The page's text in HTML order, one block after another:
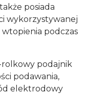
posiada
wykorzystywanej
podczas
rolkowy podajnik
podawania,
elektrodowy